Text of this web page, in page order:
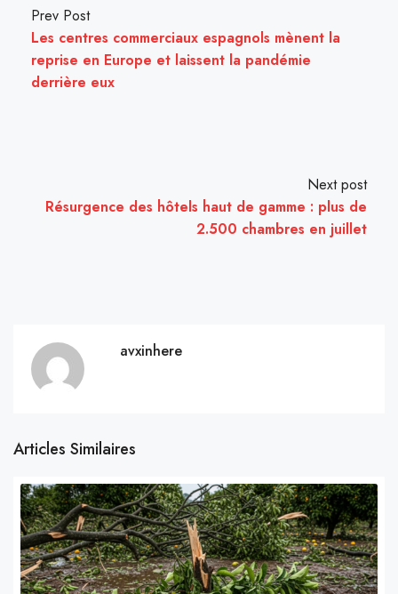
Prev Post
Les centres commerciaux espagnols mènent la
reprise en Europe et laissent la pandémie
derrière eux
Next post
Résurgence des hôtels haut de gamme : plus de
2.500 chambres en juillet
avxinhere
Articles Similaires